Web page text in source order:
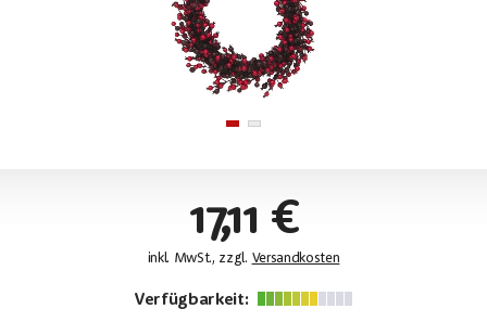
17,11 €
inkl. MwSt., zzgl. Versandkosten
Verfügbarkeit: